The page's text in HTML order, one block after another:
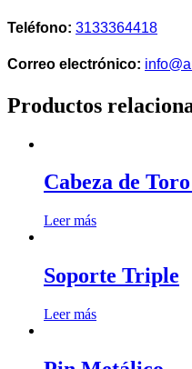
Teléfono: 3133364418
Correo electrónico:
Productos
Cabeza de
Leer más
Soporte Triple
Leer más